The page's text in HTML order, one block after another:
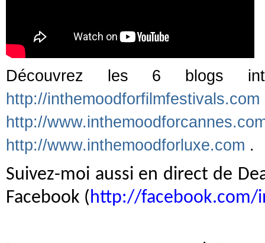
Découvrez les 6 blogs
http://inthemoodforfilmfestivals.com
http://
http://www.inthemoodforluxe.com .
Suivez-moi aussi en direct de
Facebook (http://facebook.com/